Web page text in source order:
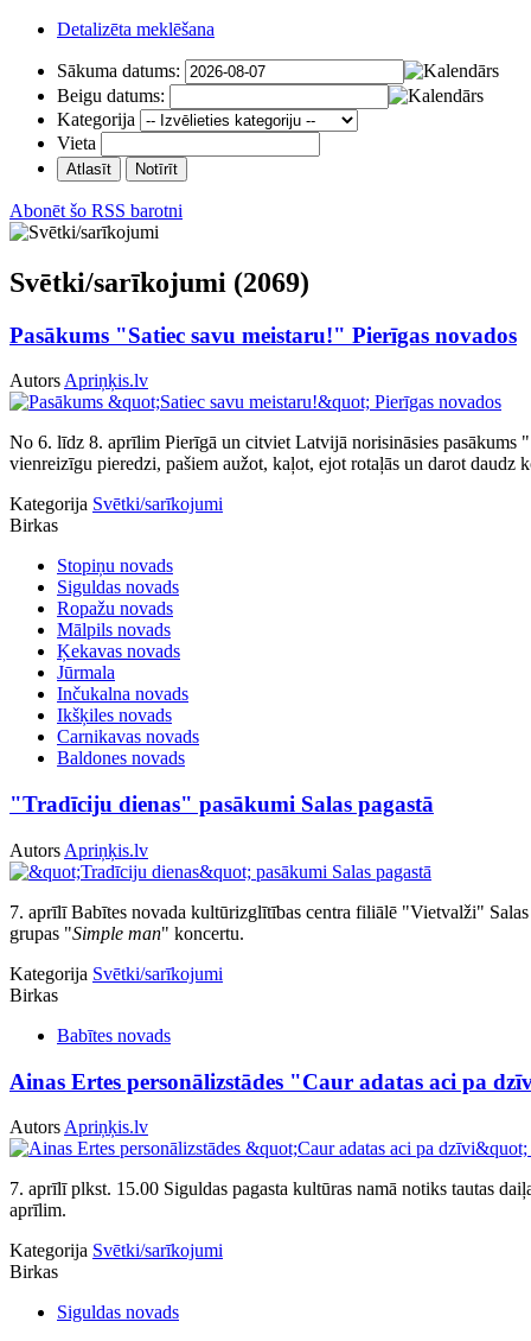
Detalizēta meklēšana
Sākuma datums:
Beigu datums:
Kategorija
Vieta
Abonēt šo RSS barotni
Svētki/sarīkojumi (2069)
Pasākums "Satiec savu meistaru!" Pierīgas novados
Autors Apriņķis.lv
No 6. līdz 8. aprīlim Pierīgā un citviet Latvijā norisināsies pasākums
vienreizīgu pieredzi, pašiem aužot, kaļot, ejot rotaļās un darot daudz
Kategorija Svētki/sarīkojumi
Birkas
Stopiņu novads
Siguldas novads
Ropažu novads
Mālpils novads
Ķekavas novads
Jūrmala
Inčukalna novads
Ikšķiles novads
Carnikavas novads
Baldones novads
"Tradīciju dienas" pasākumi Salas pagastā
Autors Apriņķis.lv
7. aprīlī Babītes novada kultūrizglītības centra filiālē "Vietvalži"
grupas "Simple man" koncertu.
Kategorija Svētki/sarīkojumi
Birkas
Babītes novads
Ainas Ertes personālizstādes "Caur adatas aci pa
Autors Apriņķis.lv
7. aprīlī plkst. 15.00 Siguldas pagasta kultūras namā notiks tautas
aprīlim.
Kategorija Svētki/sarīkojumi
Birkas
Siguldas novads